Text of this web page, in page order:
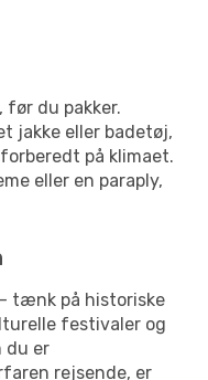
du pakker.
jakke eller badetøj,
på klimaet.
eller en paraply,
tænk på historiske
festivaler og
du er
rejsende, er